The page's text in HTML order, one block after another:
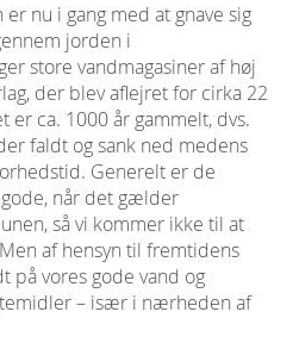
nu i gang med at gnave sig
jorden i
store vandmagasiner af høj
der blev aflejret for cirka 22
er ca. 1000 år gammelt, dvs.
faldt og sank ned medens
Generelt er de
når det gælder
så vi kommer ikke til at
af hensyn til fremtidens
på vores gode vand og
– især i nærheden af